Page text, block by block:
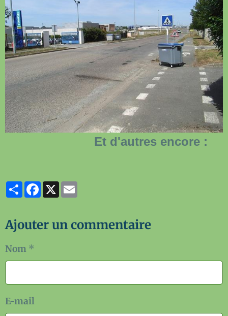
Et d'autres encore :
PartagerFacebook
X
Ajouter un commentaire
Nom
E-mail